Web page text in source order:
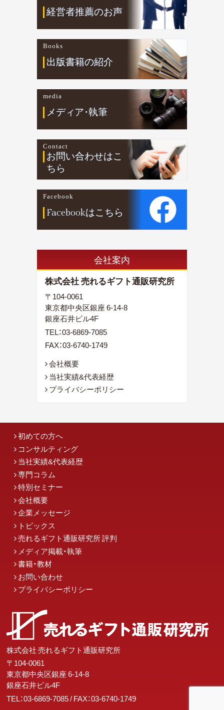
経営者推薦のお声
Books
出版書籍の紹介
media
メディア・執筆
Contact
お問い合わせはこ
ちら
Facebook
Facebookはこちら
会社案内
株式会社 売れるギフト通販研究所
〒104-0061
東京都中央区銀座 6-14-8
銀座石井ビル4F
TEL：03-6869-7085
FAX：03-6740-1749
会社概要
当社実績&代表経歴
プライバシーポリシー
初めての方へ
コンサルティング
当社実績&代表経歴
専門コラム
特別セミナー
会社概要
企業メッセージ
トピックス
売れるギフト通販研究所 評判
メディア掲載・執筆
書籍・教材
お問い合わせ
プライバシーポリシー
株式会社 売れるギフト通販研究所
〒104-0061
東京都中央区銀座 6-14-8
銀座石井ビル4F
TEL：03-6869-7085/ FAX：03-6740-1749